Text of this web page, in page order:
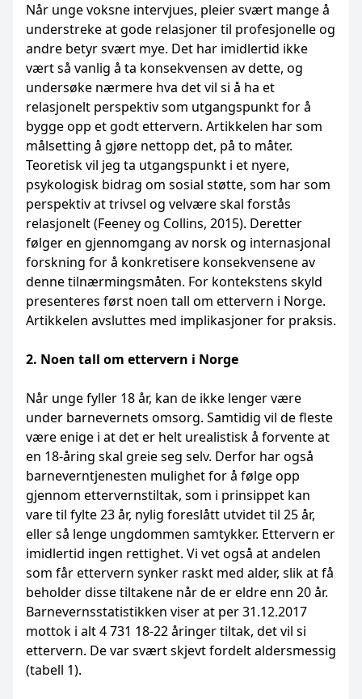
Når unge voksne intervjues, pleier svært mange å
understreke at gode relasjoner til profesjonelle og
andre betyr svært mye. Det har imidlertid ikke
vært så vanlig å ta konsekvensen av dette, og
undersøke nærmere hva det vil si å ha et
relasjonelt perspektiv som utgangspunkt for å
bygge opp et godt ettervern. Artikkelen har som
målsetting å gjøre nettopp det, på to måter.
Teoretisk vil jeg ta utgangspunkt i et nyere,
psykologisk bidrag om sosial støtte, som har som
perspektiv at trivsel og velvære skal forstås
relasjonelt (Feeney og Collins, 2015). Deretter
følger en gjennomgang av norsk og internasjonal
forskning for å konkretisere konsekvensene av
denne tilnærmingsmåten. For kontekstens skyld
presenteres først noen tall om ettervern i Norge.
Artikkelen avsluttes med implikasjoner for praksis.
2. Noen tall om ettervern i Norge
Når unge fyller 18 år, kan de ikke lenger være
under barnevernets omsorg. Samtidig vil de fleste
være enige i at det er helt urealistisk å forvente at
en 18-åring skal greie seg selv. Derfor har også
barneverntjenesten mulighet for å følge opp
gjennom ettervernstiltak, som i prinsippet kan
vare til fylte 23 år, nylig foreslått utvidet til 25 år,
eller så lenge ungdommen samtykker. Ettervern er
imidlertid ingen rettighet. Vi vet også at andelen
som får ettervern synker raskt med alder, slik at få
beholder disse tiltakene når de er eldre enn 20 år.
Barnevernsstatistikken viser at per 31.12.2017
mottok i alt 4 731 18-22 åringer tiltak, det vil si
ettervern. De var svært skjevt fordelt aldersmessig
(tabell 1).